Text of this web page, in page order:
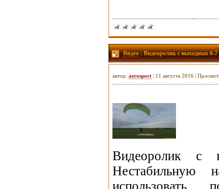
Видео: Видеоролик с выходных 6-7
автор: aerosport | 11 августа 2016 |
Видеоролик с
Нестабильную